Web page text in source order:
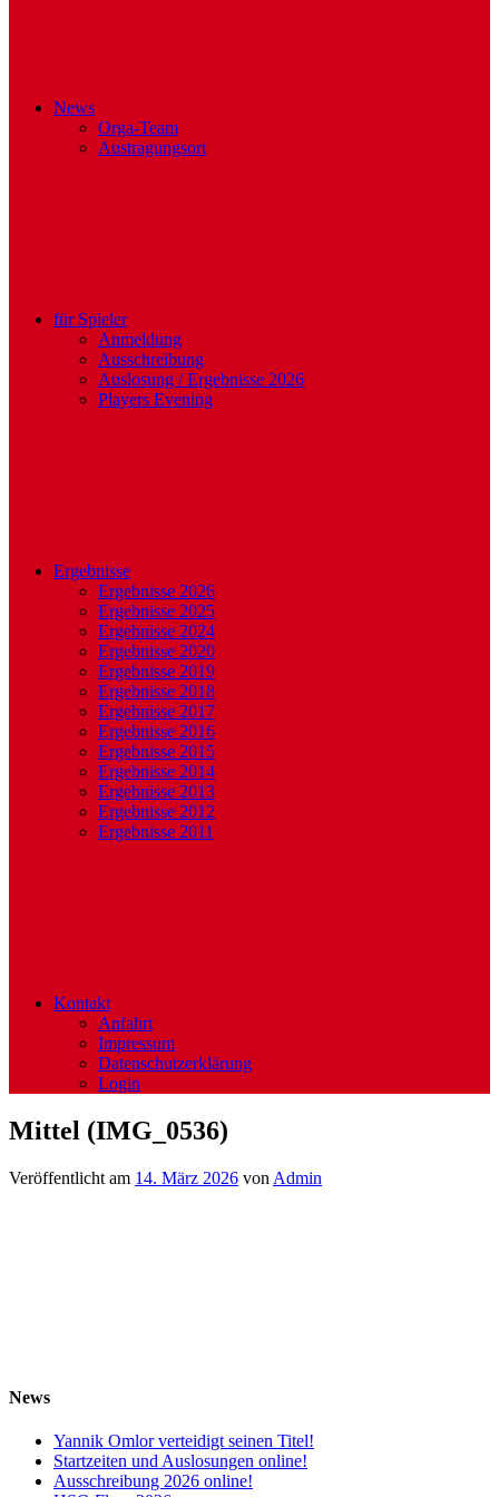
News
Orga-Team
Austragungsort
für Spieler
Anmeldung
Ausschreibung
Auslosung / Ergebnisse 2026
Players Evening
Ergebnisse
Ergebnisse 2026
Ergebnisse 2025
Ergebnisse 2024
Ergebnisse 2020
Ergebnisse 2019
Ergebnisse 2018
Ergebnisse 2017
Ergebnisse 2016
Ergebnisse 2015
Ergebnisse 2014
Ergebnisse 2013
Ergebnisse 2012
Ergebnisse 2011
Kontakt
Anfahrt
Impressum
Datenschutzerklärung
Login
Mittel (IMG_0536)
Veröffentlicht am 14. März 2026 von Admin
News
Yannik Omlor verteidigt seinen Titel!
Startzeiten und Auslosungen online!
Ausschreibung 2026 online!